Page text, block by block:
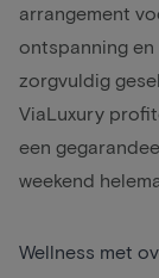
arrangement
ontspanning
zorgvuldig
ViaLuxury
een
weekend
Wellness met